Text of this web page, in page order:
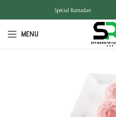
Spécial Ramadan
MENU